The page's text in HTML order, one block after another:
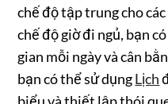
chế độ tập trung cho
chế độ giờ đi ngủ, bạn
gian mỗi ngày và cân
bạn có thể sử dụngLịch